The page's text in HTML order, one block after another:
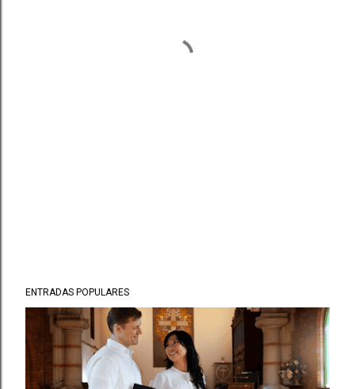
ENTRADAS POPULARES